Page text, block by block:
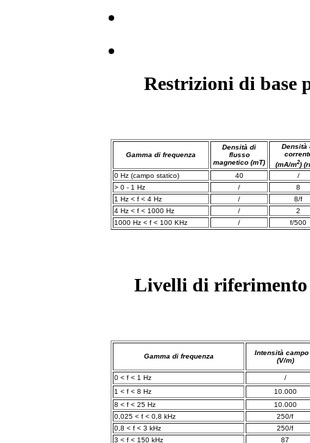
Restrizioni di base
Gamma di frequenza
Densità di
flusso
magnetico (mT)
Densità
(mA/m2)
0 Hz (campo statico)
40
/
> 0 - 1 Hz
/
8
1 Hz < f < 4 Hz /
8/f
4 Hz < f < 1000 Hz
/
2
1000 Hz < f < 100 KHz
/ f/500
Livelli di riferimento
Gamma di frequenza
Intensità campo
(V/m)
0 < f < 1 Hz
/
1 < f < 8 Hz
10.000
8 < f < 25 Hz
10.000
0,025 < f < 0,8 kHz
250/f
0,8 < f < 3 kHz
250/f
3 < f < 150 kHz
87